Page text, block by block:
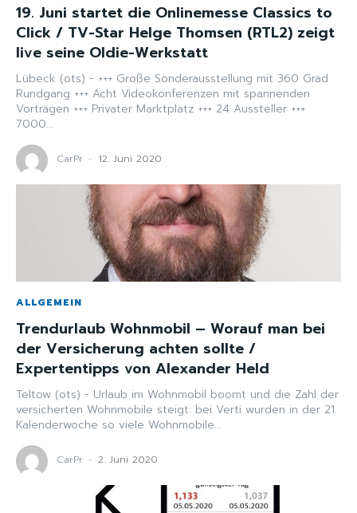
19. Juni startet die Onlinemesse Classics to
Click / TV-Star Helge Thomsen (RTL2) zeigt
live seine Oldie-Werkstatt
Lübeck (ots) - +++ Große Sonderausstellung mit 360 Grad
Rundgang +++ Acht Videokonferenzen mit spannenden
Vorträgen +++ Privater Marktplatz +++ 24 Aussteller +++
7000...
CarPr - 12. Juni 2020
ALLGEMEIN
Trendurlaub Wohnmobil – Worauf man bei
der Versicherung achten sollte /
Expertentipps von Alexander Held
Teltow (ots) - Urlaub im Wohnmobil boomt und die Zahl der
versicherten Wohnmobile steigt: bei Verti wurden in der 21.
Kalenderwoche so viele Wohnmobile...
CarPr - 2. Juni 2020